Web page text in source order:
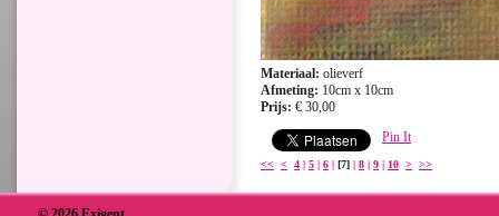
Materiaal: olieverf
Afmeting: 10cm x 10cm
Prijs: € 30,00
Pin It
<< < 4 | 5 | 6 | [7] | 8 | 9 | 10 > >>